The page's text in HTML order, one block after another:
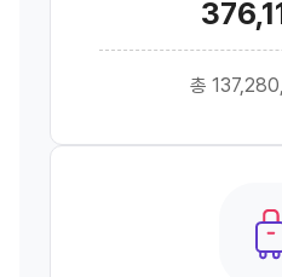
총